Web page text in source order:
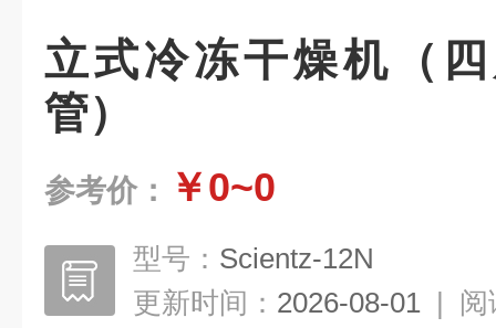
立式冷冻干燥机（
管）
参考价： ￥0~0
型号： Scientz-12N
更新时间： 2026-08-01 | 阅